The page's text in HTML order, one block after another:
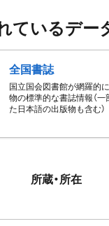
ているデー
全国書誌
国立国会図書館が網羅的
物の標準的な書誌情報（一
た日本語の出版物も含む）
所蔵・所在